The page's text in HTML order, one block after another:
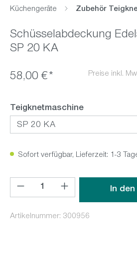
Küchengeräte Zubehör
Schüsselabdeckung
SP 20 KA
58,00 €* Preise inkl.
Teigknetmaschineauswählen
Sofort verfügbar, Lieferzeit: 1-3
Produkt Anzahl: Gib den
In
Artikelnummer: 300956